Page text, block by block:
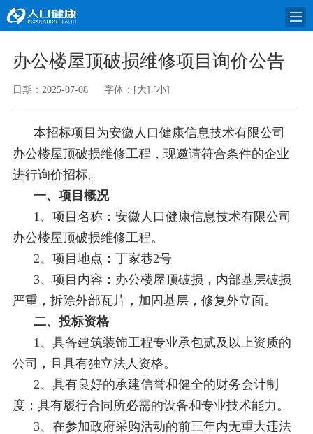
办公楼屋顶破损维修项目询价公告
日期：2025-07-08 字体： [大] [小]
本招标项目为安徽人口健康信息技术有限公司
办公楼屋顶破损维修工程，现邀请符合条件的企业
进行询价招标。
一、项目概况
1、项目名称：安徽人口健康信息技术有限公司
办公楼屋顶破损维修工程。
2、项目地点：丁家巷2号
3、项目内容：办公楼屋顶破损，内部基层破损
严重，拆除外部瓦片，加固基层，修复外立面。
二、投标资格
1、具备建筑装饰工程专业承包贰及以上资质的
公司，且具有独立法人资格。
2、具有良好的承建信誉和健全的财务会计制
度；具有履行合同所必需的设备和专业技术能力。
3、在参加政府采购活动的前三年内无重大违法